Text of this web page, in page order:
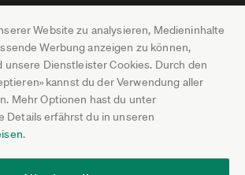
Website zu analysieren, Medieninhalte
Werbung anzeigen zu können,
unsere Dienstleister Cookies. Durch den
kannst du der Verwendung aller
Mehr Optionen hast du unter
Details erfährst du in unseren
.